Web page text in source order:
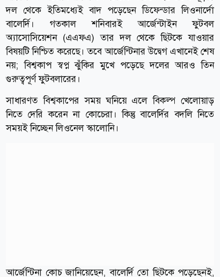
দল থেকে ইতিমধ্যেই বাদ পড়েছেন ডিফেন্ডার লিওনার্দো
বালের্দি। গতকাল শনিবারই আর্জেন্টাইন ফুটবল
অ্যাসোসিয়েশন (এএফএ) তার দল থেকে ছিটকে যাওয়ার
বিষয়টি নিশ্চিত করেছে। তবে আর্জেন্টিনার উদ্বেগ এখানেই শেষ
নয়; বিশ্বকাপ স্বপ্ন ঝুঁকির মুখে পড়েছে দলের আরও তিন
গুরুত্বপূর্ণ ফুটবলারের।
সাধারণত বিশ্বকাপের সময় ঘনিয়ে এলে বিকল্প খেলোয়াড়
নিতে দেরি করেন না কোচেরা। কিন্তু বালের্দির বদলি নিতে
সময়ই নিচ্ছেন লিওনেল স্কালোনি।
আর্জেন্টিনা কোচ জানিয়েছেন, বালের্দি তো ছিটকে পড়েছেনই,